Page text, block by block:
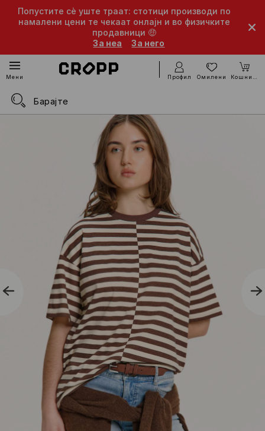
Попустите сè уште траат: стотици производи по
намалени цени те чекаат онлајн и во физичките
продавници 🤑
За неа
За него
Мени Профил Омилени Кошничка